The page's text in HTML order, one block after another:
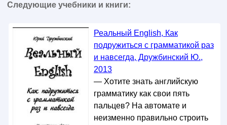
Следующие учебники и книги:
Реальный English, Как
подружиться с грамматикой раз
и навсегда, Дружбинский Ю.,
2013
— Хотите знать английскую
грамматику как свои пять
пальцев? На автомате и
неизменно правильно строить